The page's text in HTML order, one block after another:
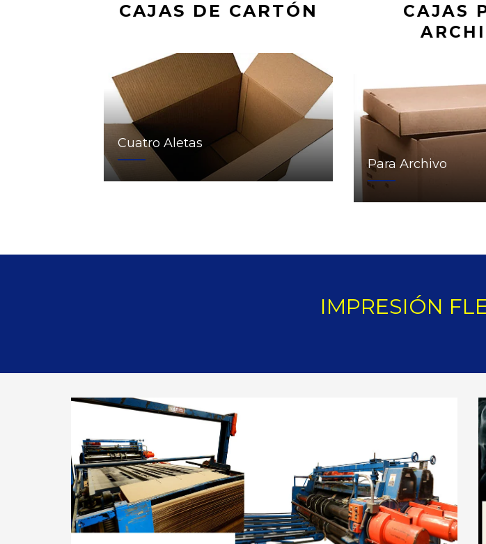
CAJAS DE CARTÓN
Cuatro Aletas
CAJAS
Para Archivo
IMPRESIÓN